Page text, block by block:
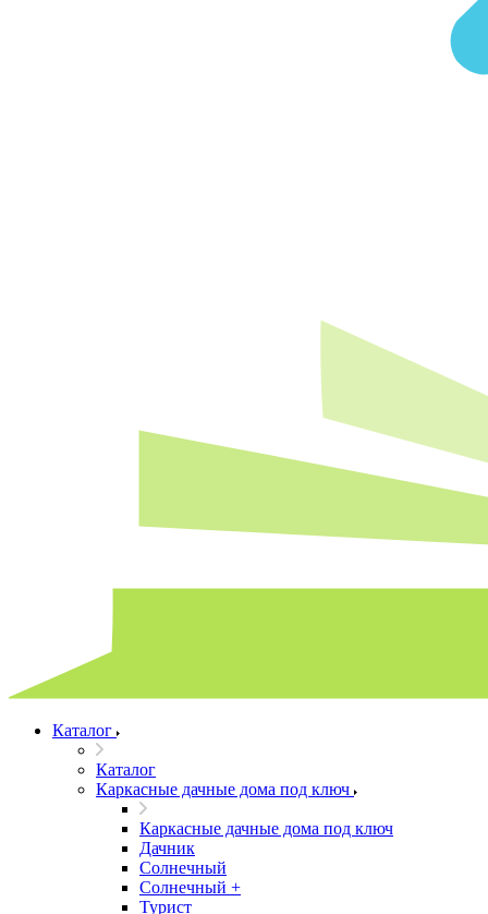
Каталог
Каталог
Каркасные дачные дома под ключ
Каркасные дачные дома под ключ
Дачник
Солнечный
Солнечный +
Турист